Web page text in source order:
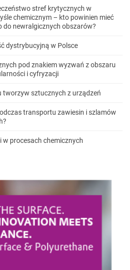
stref krytycznych w
chemicznym – kto powinien mieć
do newralgicznych obszarów?
dystrybucyjną w Polsce
pod znakiem wyzwań z obszaru
i cyfryzacji
tworzyw sztucznych z urządzeń
transportu zawiesin i szlamów
procesach chemicznych